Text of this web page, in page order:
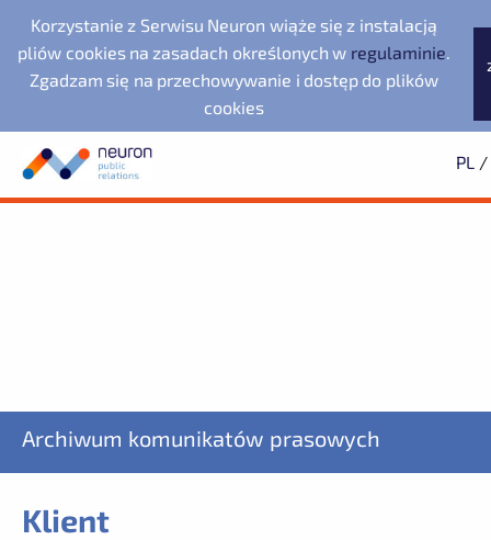
Korzystanie z Serwisu Neuron wiąże się z instalacją
pliów cookies na zasadach określonych w regulaminie.
Zgadzam się na przechowywanie i dostęp do plików
cookies
PL /
Biuro prasowe
Neuron Agencja Public
Evernex Polska
Archiwum komunikatów prasowych
Klient